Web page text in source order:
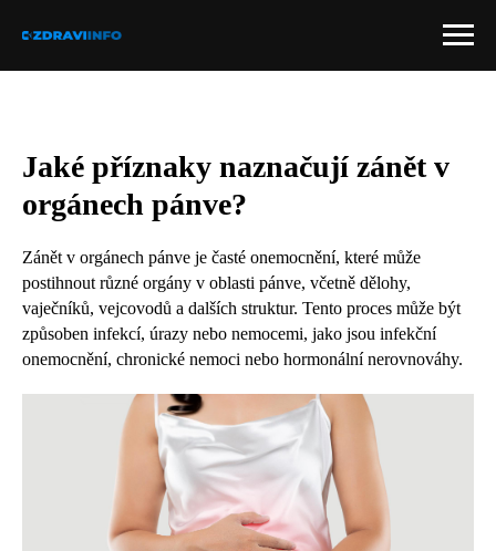
Jaké příznaky naznačují zánět v
orgánech pánve?
Zánět v orgánech pánve je časté onemocnění, které může
postihnout různé orgány v oblasti pánve, včetně dělohy,
vaječníků, vejcovodů a dalších struktur. Tento proces může být
způsoben infekcí, úrazy nebo nemocemi, jako jsou infekční
onemocnění, chronické nemoci nebo hormonální nerovnováhy.